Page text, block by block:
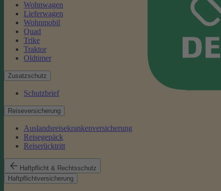
Wohnwagen
Lieferwagen
Wohnmobil
Quad
Trike
Traktor
Oldtimer
Zusatzschutz
Schutzbrief
Reiseversicherung
Auslandsreisekrankenversicherung
Reisegepäck
Reiserücktritt
Haftpflicht & Rechtsschutz
Haftpflichtversicherung